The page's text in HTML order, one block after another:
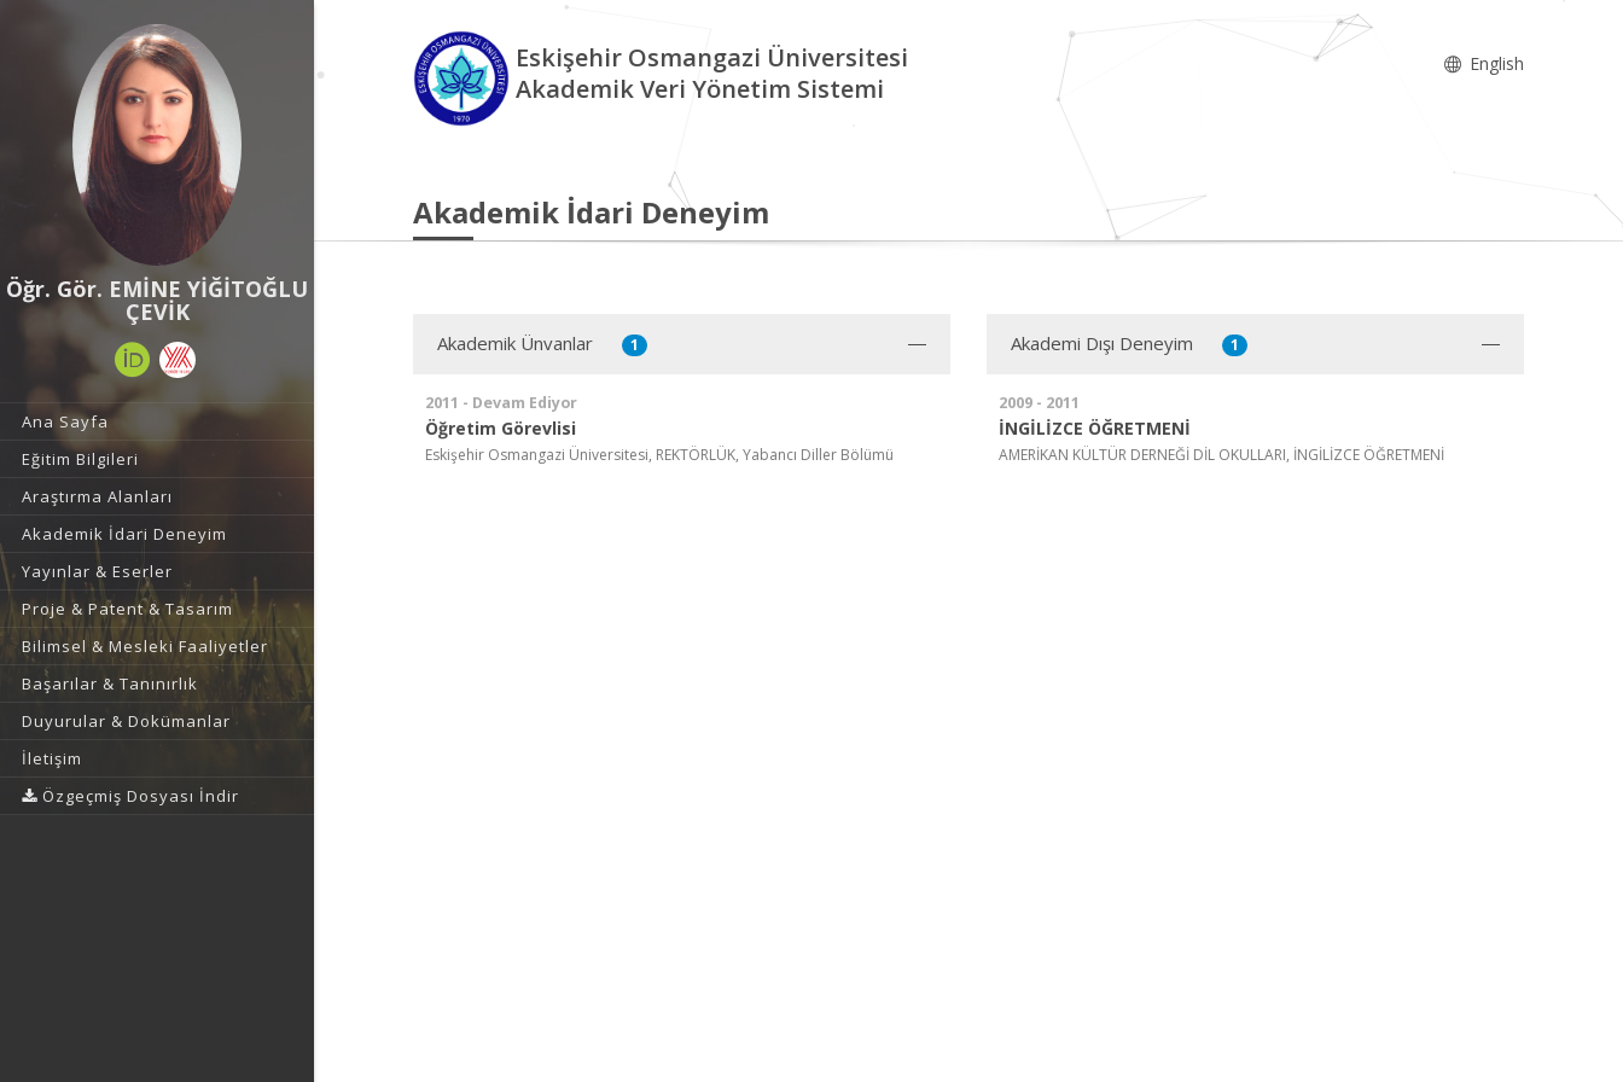
Öğr. Gör. EMİNE YİĞİTOĞLU
ÇEVİK
Ana Sayfa
Eğitim Bilgileri
Araştırma Alanları
Akademik İdari Deneyim
Yayınlar & Eserler
Proje & Patent & Tasarım
Bilimsel & Mesleki Faaliyetler
Başarılar & Tanınırlık
Duyurular & Dokümanlar
İletişim
Özgeçmiş Dosyası İndir
Eskişehir Osmangazi Üniversitesi
Akademik Veri Yönetim Sistemi
English
Akademik İdari Deneyim
Akademik Ünvanlar 1
2011 - Devam Ediyor
Öğretim Görevlisi
Eskişehir Osmangazi Üniversitesi, REKTÖRLÜK, Yabancı Diller Bölümü
Akademi Dışı Deneyim 1
2009 - 2011
İNGİLİZCE ÖĞRETMENİ
AMERİKAN KÜLTÜR DERNEĞİ DİL OKULLARI, İNGİLİZCE ÖĞRETMENİ